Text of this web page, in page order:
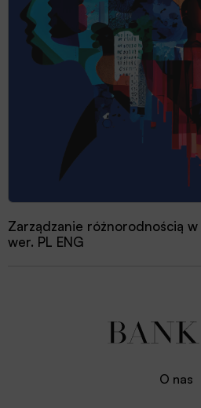
Zarządzanie różnorodnością
wer. PL ENG
O nas